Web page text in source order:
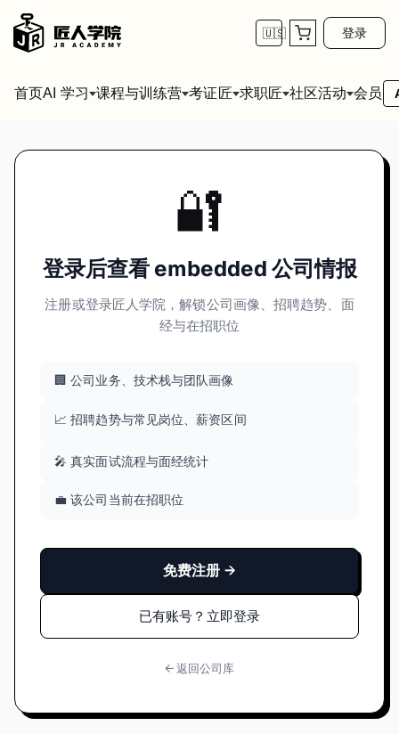
🇺🇸 登录
首页AI 学习 课程与训练营 考证匠 求职匠 社区活动 会员
🔐
登录后查看 embedded 公司情报
注册或登录匠人学院，解锁公司画像、招聘趋势、面
经与在招职位
🏢 公司业务、技术栈与团队画像
📈 招聘趋势与常见岗位、薪资区间
🎤 真实面试流程与面经统计
💼 该公司当前在招职位
免费注册 →
已有账号？立即登录
← 返回公司库